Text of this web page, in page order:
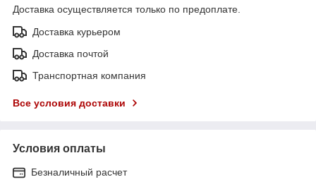
Доставка осуществляется только по предоплате.
Доставка курьером
Доставка почтой
Транспортная компания
Все условия доставки
Условия оплаты
Безналичный расчет